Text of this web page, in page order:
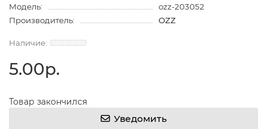
Модель:
ozz-203052
Производитель:
OZZ
5.00р.
Товар закончился
Уведомить